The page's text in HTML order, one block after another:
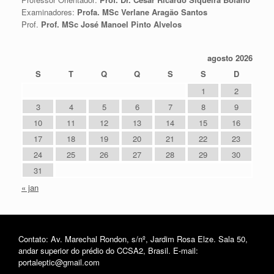
Examinadores: Profa. MSc Verlane Aragão Santos
Prof. Prof. MSc José Manoel Pinto Alvelos
agosto 2026
S
T Q Q S S
D
1
2
3
4 5 6 7 8
9
10
11 12 13 14 15
16
17
18 19 20 21 22
23
24
25 26 27 28 29
30
31
« jan
Contato: Av. Marechal Rondon, s/nº, Jardim Rosa Elze. Sala 50,
andar superior do prédio do CCSA2, Brasil. E-mail:
portaleptic@gmail.com